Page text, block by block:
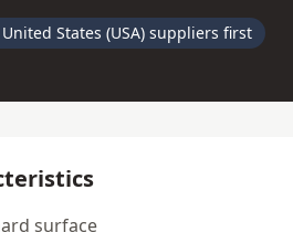
States (USA) suppliers first
surface